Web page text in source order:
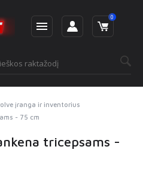
0
įranga ir inventorius
- 75 cm
tricepsams -